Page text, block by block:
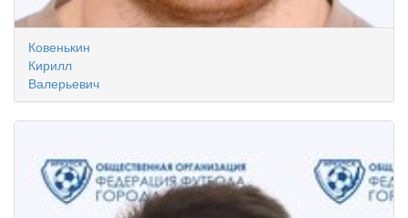
Ковенькин
Кирилл
Валерьевич